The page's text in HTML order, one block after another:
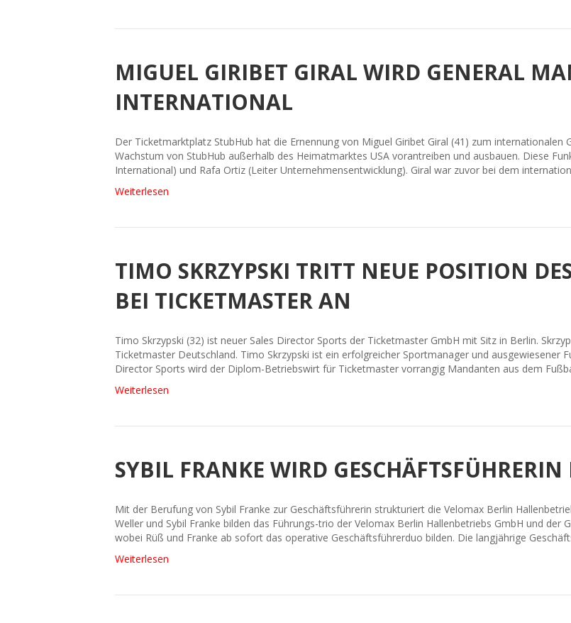
MIGUEL GIRIBET GIRAL WIRD GENERAL
INTERNATIONAL
Der Ticketmarktplatz StubHub hat die Ernennung von Miguel Giribet Giral (41) zum
Wachstum von StubHub außerhalb des Heimatmarktes USA vorantreiben und ausbauen. Diese
International) und Rafa Ortiz (Leiter Unternehmensentwicklung). Giral war zuvor bei dem
Weiterlesen
TIMO SKRZYPSKI TRITT NEUE POSITION
BEI TICKETMASTER AN
Timo Skrzypski (32) ist neuer Sales Director Sports der Ticketmaster GmbH mit Sitz in Berlin.
Ticketmaster Deutschland. Timo Skrzypski ist ein erfolgreicher Sportmanager und ausgewiesener
Director Sports wird der Diplom-Betriebswirt für Ticketmaster vorrangig Mandanten aus dem
Weiterlesen
SYBIL FRANKE WIRD
Mit der Berufung von Sybil Franke zur Geschäftsführerin strukturiert die Velomax Berlin
Weller und Sybil Franke bilden das Führungs-trio der Velomax Berlin Hallenbetriebs GmbH und
wobei Rüß und Franke ab sofort das operative Geschäftsführerduo bilden. Die langjährige
Weiterlesen